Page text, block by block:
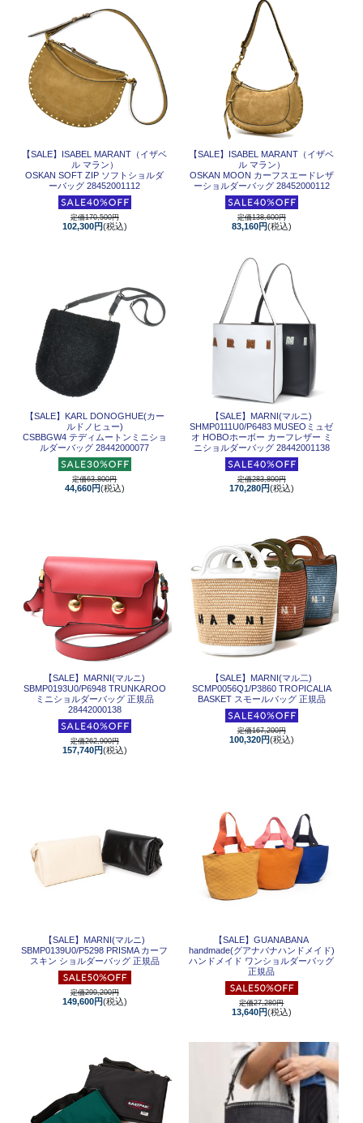
【SALE】 ISABEL MARANT（イザベ
ル マラン）
OSKAN SOFT ZIP ソフトショルダ
ーバッグ 28452001112
定価170,500円
102,300円(税込)
【SALE】 ISABEL MARANT（イザベ
ル マラン）
OSKAN MOON カーフスエードレザ
ーショルダーバッグ 28452000112
定価138,600円
83,160円(税込)
【SALE】 KARL DONOGHUE(カー
ルドノヒュー)
CSBBGW4 テディムートンミニショ
ルダーバッグ 28442000077
定価63,800円
44,660円(税込)
【SALE】 MARNI(マルニ)
SHMP0111U0/P6483 MUSEOミュゼ
オ HOBOホーボー カーフレザー ミ
ニショルダーバッグ 28442001138
定価283,800円
170,280円(税込)
【SALE】 MARNI(マルニ)
SBMP0193U0/P6948 TRUNKAROO
ミニショルダーバッグ 正規品
28442000138
定価262,900円
157,740円(税込)
【SALE】 MARNI(マル二)
SCMP0056Q1/P3860 TROPICALIA
BASKET スモールバッグ 正規品
定価167,200円
100,320円(税込)
【SALE】 MARNI(マルニ)
SBMP0139U0/P5298 PRISMA カーフ
スキン ショルダーバッグ 正規品
定価299,200円
149,600円(税込)
【SALE】GUANABANA
handmade(グアナバナハンドメイド)
ハンドメイド ワンショルダーバッグ
正規品
定価27,280円
13,640円(税込)